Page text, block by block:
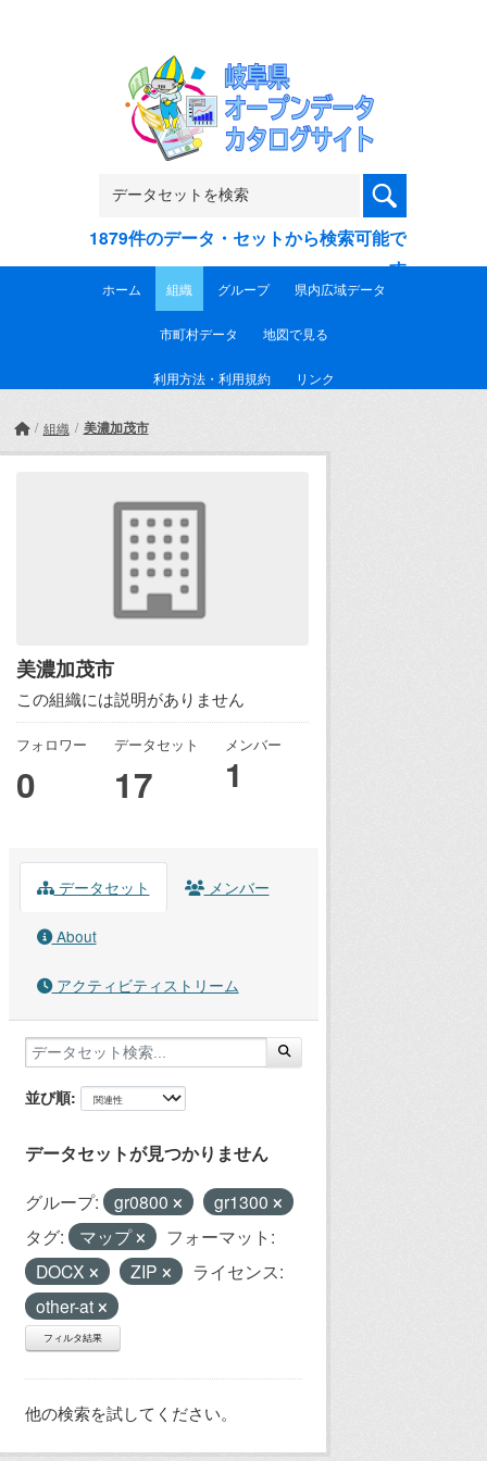
1879件のデータ・セットから検索可能で
す
ホーム 組織 グループ 県内広域データ
市町村データ 地図で見る
利用方法・利用規約 リンク
組織 美濃加茂市
美濃加茂市
この組織には説明がありません
フォロワー
0
データセット
17
メンバー
1
データセット メンバー
About
アクティビティストリーム
並び順
データセットが見つかりません
グループ: gr0800
gr1300
タグ:
マップ
フォーマット:
DOCX
ZIP
ライセンス:
other-at
フィルタ結果
他の検索を試してください。